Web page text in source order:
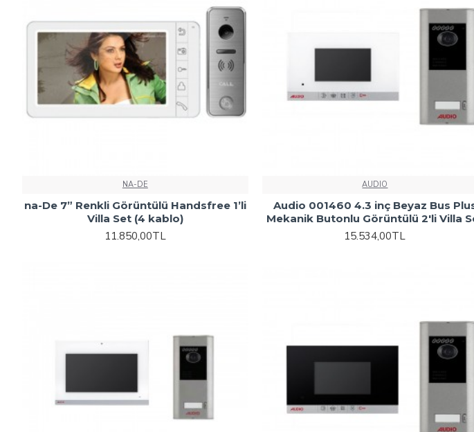
NA-DE
na-De 7” Renkli Görüntülü Handsfree 1’li
Villa Set (4 kablo)
11.850,00TL
AUDIO
Audio 001460 4.3 inç Beyaz Bus
Mekanik Butonlu Görüntülü 2'li Villa
15.534,00TL